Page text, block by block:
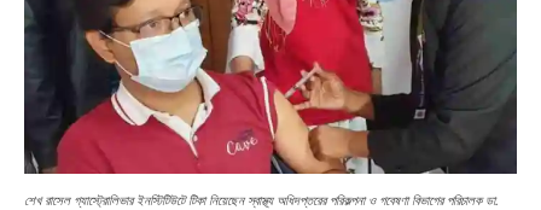
শেখ রাসেল গ্যাস্ট্রোলিভার ইনস্টিটিউটে টিকা নিয়েছেন স্বাস্থ্য অধিদপ্তরের পরিকল্পনা ও গবেষণা বিভাগের পরিচালক ডা.